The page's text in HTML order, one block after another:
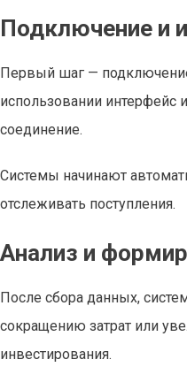
Подключение и
Первый шаг —
использовании интерфейс
соединение.
Системы начинают
отслеживать поступления.
Анализ и
После сбора данных,
сокращению затрат или
инвестирования.